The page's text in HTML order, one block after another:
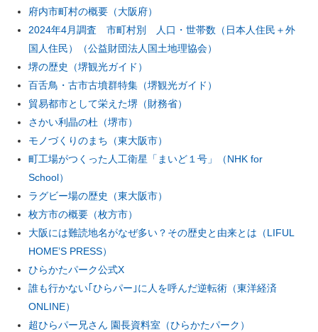
府内市町村の概要（大阪府）
2024年4月調査 市町村別 人口・世帯数（日本人住民＋外
国人住民）（公益財団法人国土地理協会）
堺の歴史（堺観光ガイド）
百舌鳥・古市古墳群特集（堺観光ガイド）
貿易都市として栄えた堺（財務省）
さかい利晶の杜（堺市）
モノづくりのまち（東大阪市）
町工場がつくった人工衛星「まいど１号」（NHK for
School）
ラグビー場の歴史（東大阪市）
枚方市の概要（枚方市）
大阪には難読地名がなぜ多い？その歴史と由来とは（LIFUL
HOME’S PRESS）
ひらかたパーク公式X
誰も行かない｢ひらパー｣に人を呼んだ逆転術（東洋経済
ONLINE）
超ひらパー兄さん 園長資料室（ひらかたパーク）